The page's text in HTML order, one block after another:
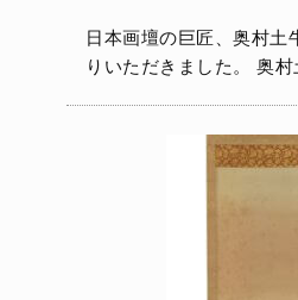
日本画壇の巨匠、奥村土
りいただきました。 奥